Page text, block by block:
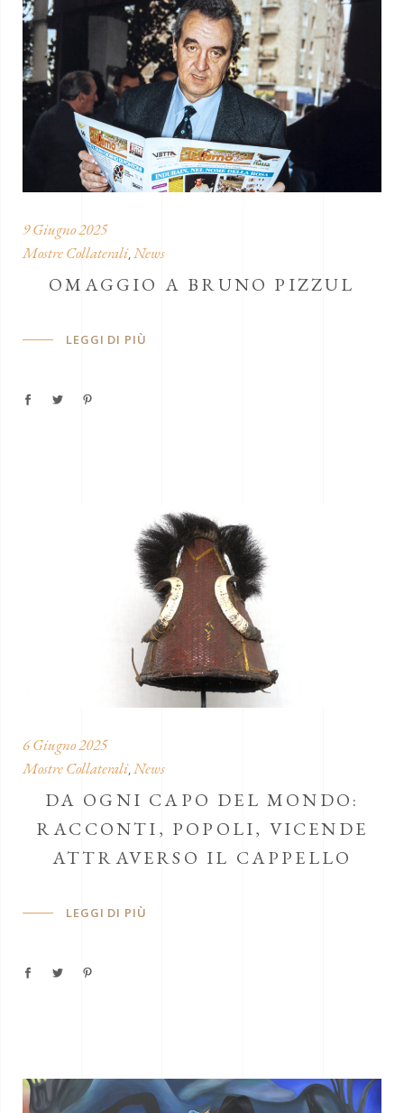
9 Giugno 2025
Mostre Collaterali,News
OMAGGIO A BRUNO PIZZUL
LEGGI DI PIÙ
6 Giugno 2025
Mostre Collaterali,News
DA OGNI CAPO DEL MONDO:
RACCONTI, POPOLI, VICENDE
ATTRAVERSO IL CAPPELLO
LEGGI DI PIÙ